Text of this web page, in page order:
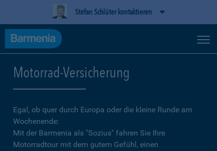
Stefan Schlüter kontaktieren
Motorrad-Versicherung
Egal, ob quer durch Europa oder die kleine Runde am
Wochenende:
Mit der Barmenia als "Sozius" fahren Sie Ihre
Motorradtour mit dem gutem Gefühl, einen